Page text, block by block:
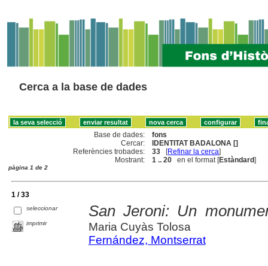
Cerca a la base de dades
Base de dades:
fons
Cercar:
IDENTITAT BADALONA []
Referències trobades:
33 [Refinar la cerca]
Mostrant:
1 .. 20 en el format [Estàndard]
pàgina 1 de 2
1 / 33
seleccionar
imprimir
San Jeroni: Un
Maria Cuyàs Tolosa
Fernández, Montserrat